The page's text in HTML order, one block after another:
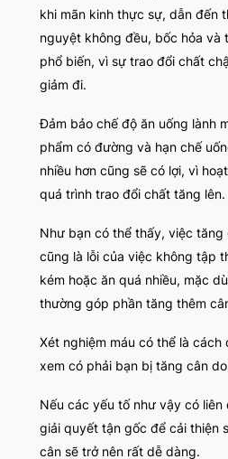
khi mãn kinh thực sự, dẫn đến
nguyệt không đều, bốc hỏa
phổ biến, vì sự trao đổi chất
giảm đi.
Đảm bảo chế độ ăn uống lành
phẩm có đường và hạn chế
nhiều hơn cũng sẽ có lợi, vì
quá trình trao đổi chất tăng lên.
Như bạn có thể thấy, việc tăng
cũng là lỗi của việc không tập
kém hoặc ăn quá nhiều, mặc
thường góp phần tăng thêm
Xét nghiệm máu có thể là cách
xem có phải bạn bị tăng cân
Nếu các yếu tố như vậy có
giải quyết tận gốc để cải thiện
cân sẽ trở nên rất dễ dàng.